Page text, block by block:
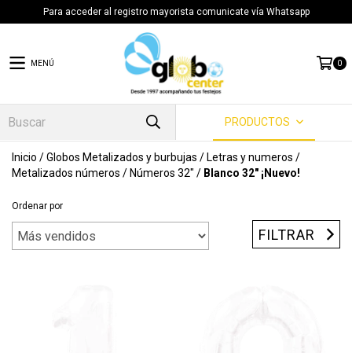
Para acceder al registro mayorista comunicate vía Whatsapp
MENÚ 0
PRODUCTOS
Inicio /Globos Metalizados y burbujas / Letras y numeros /
Metalizados números / Números 32" / Blanco 32" ¡Nuevo!
Ordenar por
FILTRAR